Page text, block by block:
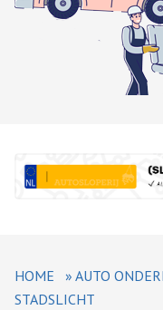
HOME » AUTO
STADSLICHT